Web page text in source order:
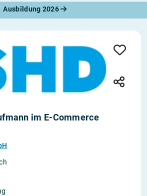
Ausbildung 2026
im E-Commerce